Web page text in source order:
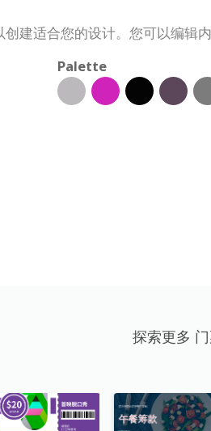
建适合您的设计。您可以编辑
Palette
探索更多